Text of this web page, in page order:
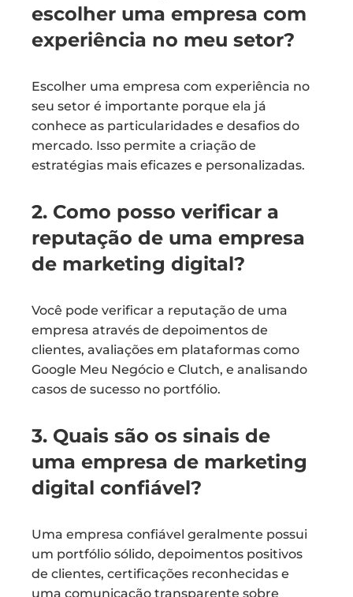
escolher uma empresa com
experiência no meu setor?
Escolher uma empresa com experiência no
seu setor é importante porque ela já
conhece as particularidades e desafios do
mercado. Isso permite a criação de
estratégias mais eficazes e personalizadas.
2. Como posso verificar a
reputação de uma empresa
de marketing digital?
Você pode verificar a reputação de uma
empresa através de depoimentos de
clientes, avaliações em plataformas como
Google Meu Negócio e Clutch, e analisando
casos de sucesso no portfólio.
3. Quais são os sinais de
uma empresa de marketing
digital confiável?
Uma empresa confiável geralmente possui
um portfólio sólido, depoimentos positivos
de clientes, certificações reconhecidas e
uma comunicação transparente sobre